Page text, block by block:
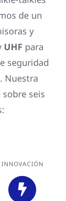
de un
y
UHF para
seguridad
Nuestra
seis
INNOVACIÓN